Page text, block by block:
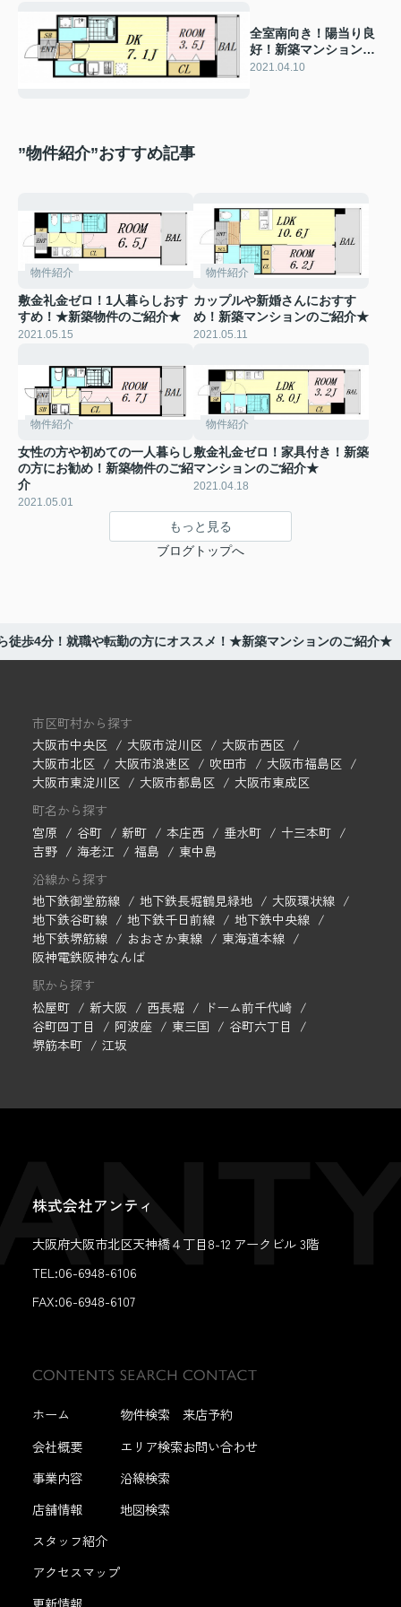
全室南向き！陽当り良
好！新築マンションの
ご紹介★
2021.04.10
”物件紹介”おすすめ記事
物件紹介
敷金礼金ゼロ！1人暮らしおす
すめ！★新築物件のご紹介★
2021.05.15
物件紹介
カップルや新婚さんにおすす
め！新築マンションのご紹介★
2021.05.11
物件紹介
女性の方や初めての一人暮らし
の方にお勧め！新築物件のご紹
介
2021.05.01
物件紹介
敷金礼金ゼロ！家具付き！新築
マンションのご紹介★
2021.04.18
もっと見る
ブログトップへ
徒歩4分！就職や転勤の方にオススメ！★新築マンションのご紹介★
市区町村から探す
大阪市中央区
大阪市淀川区
大阪市西区
大阪市北区
大阪市浪速区 吹田市
大阪市福島区
大阪市東淀川区
大阪市都島区
大阪市東成区
町名から探す
宮原
谷町 新町 本庄西 垂水町
十三本町
吉野
海老江 福島
東中島
沿線から探す
地下鉄御堂筋線
地下鉄長堀鶴見緑地
大阪環状線
地下鉄谷町線
地下鉄千日前線
地下鉄中央線
地下鉄堺筋線
おおさか東線
東海道本線
阪神電鉄阪神なんば
駅から探す
松屋町
新大阪 西長堀
ドーム前千代崎
谷町四丁目
阿波座 東三国
谷町六丁目
堺筋本町
江坂
株式会社アンティ
大阪府大阪市北区天神橋４丁目8-12 アークビル 3階
TEL:06-6948-6106
FAX:06-6948-6107
ホーム
会社概要
事業内容
店舗情報
スタッフ紹介
アクセスマップ
更新情報
物件検索
エリア検索
沿線検索
地図検索
来店予約
お問い合わせ